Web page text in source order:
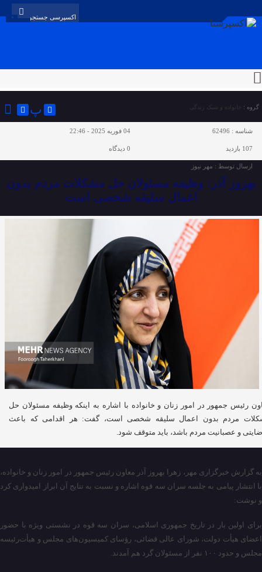
گروه : خانواده و سبک زندگی پ
شناسه : 62496 04 فوریه 2025 - 22:46
107 بازدید 0 دیدگاه
ارسال توسط : مهر نیوز
بهروز آذر: وظیفه مسئولان حل مشکلات مردم بدون
اعمال سلیقه شخصی است
رئیس جمهور در امور زنان و خانواده با اشاره به اینکه وظیفه مسئولان حل
مردم بدون اعمال سلیقه شخصی است، گفت: هر اقدامی که باعث
و عصبانیت مردم باشد، باید متوقف شود.
به گزارش خبرگزاری مهر، زهرا بهروز آذر معاون رئیس جمهور در امور زنان و خانواده،
با انتشار پیامی به جلسه سران سه قوه اشاره و نسبت به نتایج آن ابراز امیدواری کرد
و نوشت:
برای اولین بار در تاریخ جمهوری اسلامی، سران سه قوه در نشستی ویژه با حضور
اعضای هیأت دولت، شورای عالی قضائی، رؤسای کمیسیون‌های مجلس و هیأت‌رئیسه
مجلس و حدود ۱۰۰ نفر از مسئولان گرد هم آمدند.